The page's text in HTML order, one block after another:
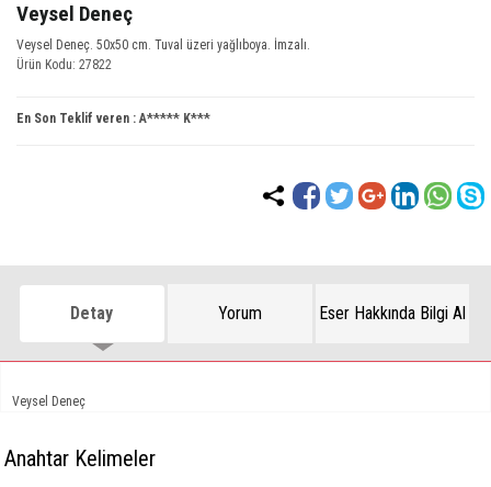
Veysel Deneç
Veysel Deneç. 50x50 cm. Tuval üzeri yağlıboya. İmzalı.
Ürün Kodu: 27822
En Son Teklif veren : A***** K***
Detay Yorum Eser Hakkında Bilgi Al
Veysel Deneç
Anahtar Kelimeler